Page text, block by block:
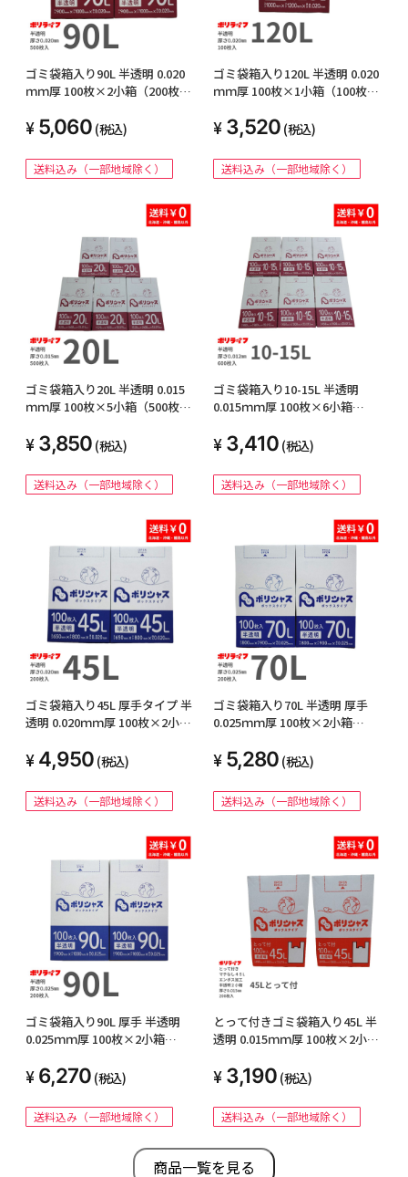
ゴミ袋箱入り90L 半透明 0.020
ｍｍ厚 100枚×2小箱（200枚）
5,060 (税込)
送料込み（一部地域除く）
ゴミ袋箱入り120L 半透明 0.020
ｍｍ厚 100枚×1小箱（100枚）
3,520 (税込)
送料込み（一部地域除く）
ゴミ袋箱入り20L 半透明 0.015
ｍｍ厚 100枚×5小箱（500枚）
3,850 (税込)
送料込み（一部地域除く）
ゴミ袋箱入り10-15L 半透明
0.015ｍｍ厚 100枚×6小箱
3,410 (税込)
送料込み（一部地域除く）
ゴミ袋箱入り45L 厚手タイプ 半
透明 0.020ｍｍ厚 100枚×2小箱
4,950 (税込)
送料込み（一部地域除く）
ゴミ袋箱入り70L 半透明 厚手
0.025ｍｍ厚 100枚×2小箱
5,280 (税込)
送料込み（一部地域除く）
ゴミ袋箱入り90L 厚手 半透明
0.025ｍｍ厚 100枚×2小箱
6,270 (税込)
送料込み（一部地域除く）
とって付きゴミ袋箱入り45L 半
透明 0.015ｍｍ厚 100枚×2小箱
3,190 (税込)
送料込み（一部地域除く）
商品一覧を見る